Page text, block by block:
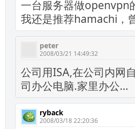
一台服务器做openvpn
我还是推荐hamachi，
peter
2008/03/21 14:49:32
公司用ISA,在公司内网
司办公电脑.家里办公…
ryback
2008/03/18 22:20:36